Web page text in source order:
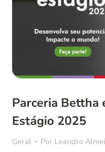
Parceria Bettha
Estágio 2025
Geral Por Leandro